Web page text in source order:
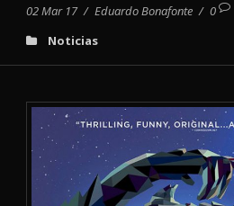
02 Mar 17 / Eduardo Bonafonte / 0
Noticias